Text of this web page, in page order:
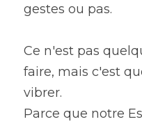
gestes ou pas.
Ce n'est pas
faire, mais c'est
vibrer.
Parce que notre